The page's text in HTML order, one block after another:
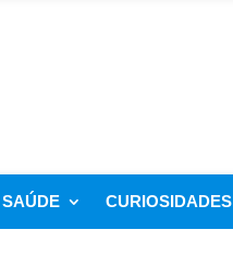
SAÚDE CURIOSIDADES